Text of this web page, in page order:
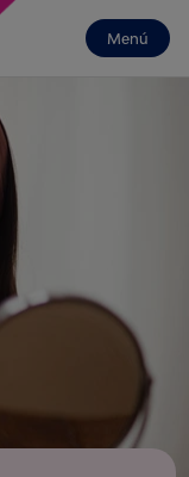
Menú